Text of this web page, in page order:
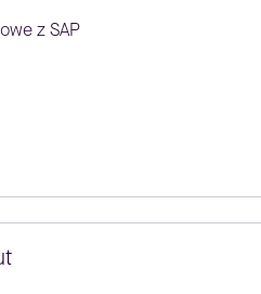
z SAP